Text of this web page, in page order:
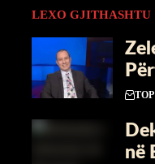
LEXO GJITHASHTU
në